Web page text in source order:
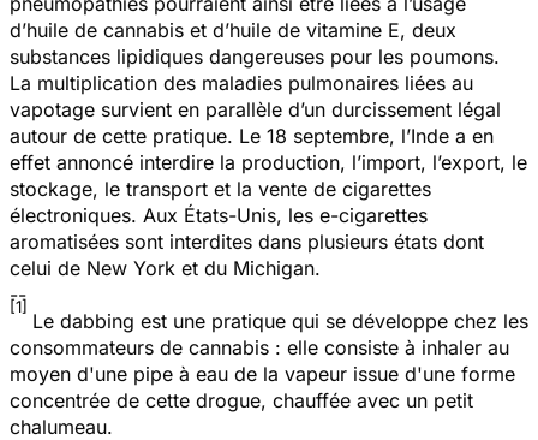
d’huile de cannabis et d’huile de vitamine E, deux
substances lipidiques dangereuses pour les poumons.
La multiplication des maladies pulmonaires liées au
vapotage survient en parallèle d’un durcissement légal
autour de cette pratique. Le 18 septembre, l’Inde a en
effet annoncé interdire la production, l’import, l’export, le
stockage, le transport et la vente de cigarettes
électroniques. Aux États-Unis, les e-cigarettes
aromatisées sont interdites dans plusieurs états dont
celui de New York et du Michigan.
--
[1]
Le dabbing est une pratique qui se développe chez les
consommateurs de cannabis : elle consiste à inhaler au
moyen d'une pipe à eau de la vapeur issue d'une forme
concentrée de cette drogue, chauffée avec un petit
chalumeau.